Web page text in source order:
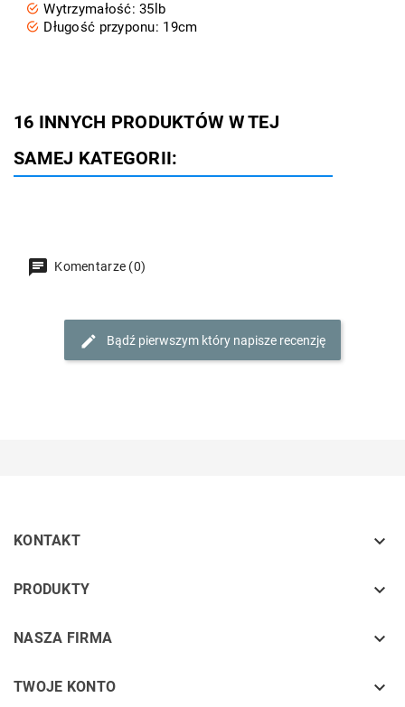
Wytrzymałość: 35lb
Długość przyponu: 19cm
16 INNYCH PRODUKTÓW W TEJ
SAMEJ KATEGORII:
Komentarze (0)
Bądź pierwszym który napisze recenzję
KONTAKT 
PRODUKTY keyboard_arrow_down
NASZA FIRMA keyboard_arrow_down
TWOJE KONTO 